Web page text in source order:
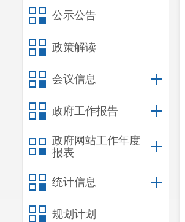
公示公告
政策解读
会议信息
政府工作报告
政府网站工作年度
报表
统计信息
规划计划